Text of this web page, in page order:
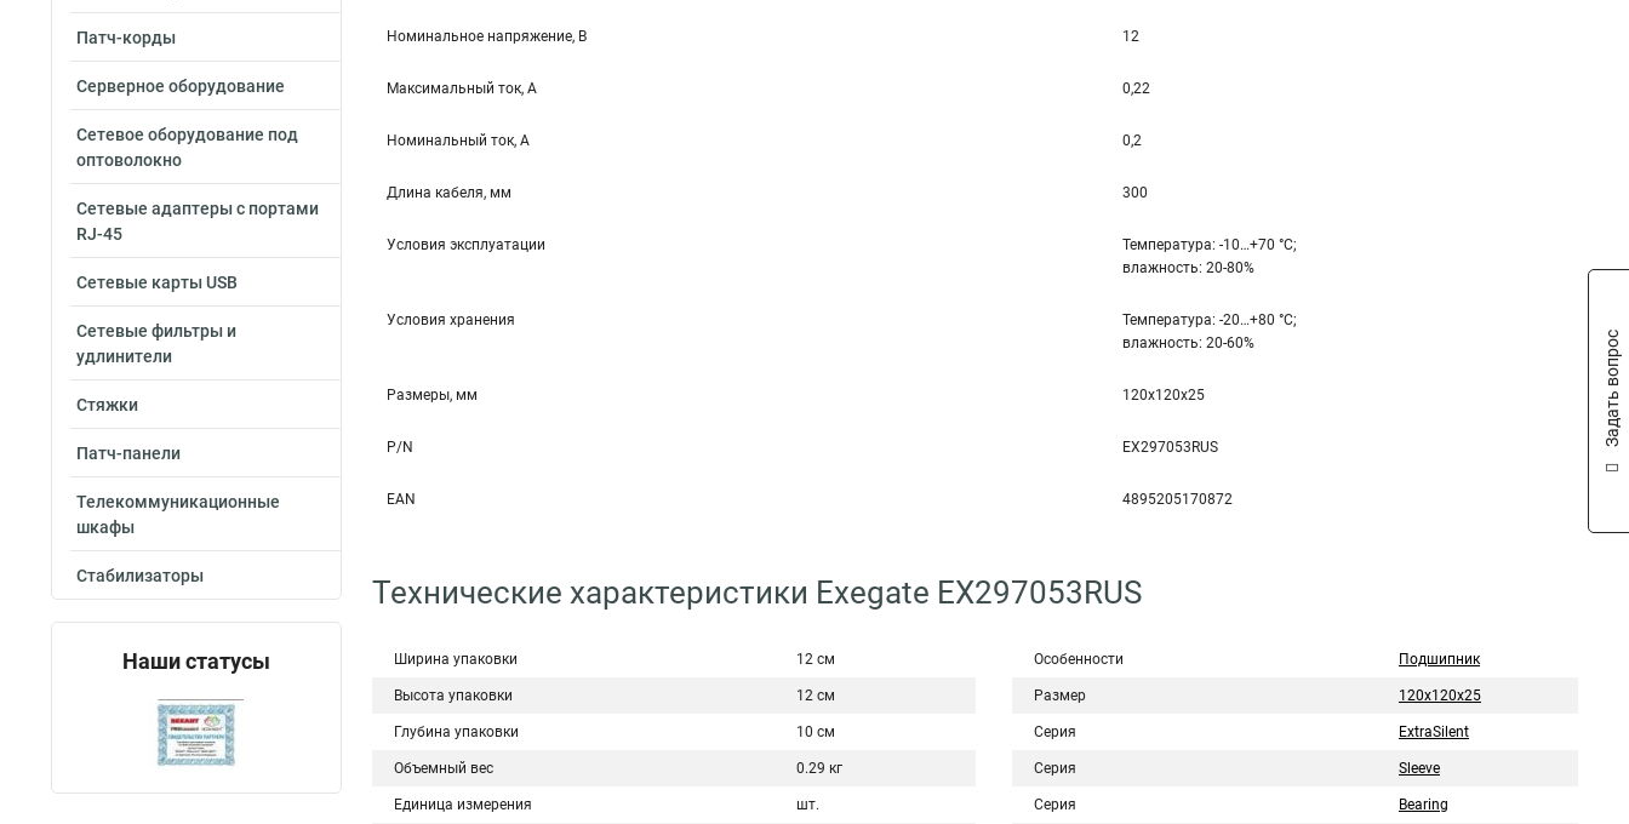
Патч-корды
Серверное оборудование
Сетевое оборудование под
оптоволокно
Сетевые адаптеры с портами
RJ-45
Сетевые карты USB
Сетевые фильтры и
удлинители
Стяжки
Патч-панели
Телекоммуникационные
шкафы
Стабилизаторы
Наши статусы
Номинальное напряжение, В 12
Максимальный ток, А 0,22
Номинальный ток, А 0,2
Длина кабеля, мм 300
Условия эксплуатации
Температура: -10…+70 °С;
влажность: 20-80%
Условия хранения
Температура: -20…+80 °С;
влажность: 20-60%
Размеры, мм 120x120x25
P/N EX297053RUS
EAN 4895205170872
Технические характеристики Exegate EX297053RUS
Ширина упаковки 12 см
Высота упаковки 12 см
Глубина упаковки 10 см
Объемный вес 0.29 кг
Единица измерения шт.
Особенности Подшипник
Размер 120x120x25
Серия ExtraSilent
Серия Sleeve
Серия Bearing
Задать вопрос